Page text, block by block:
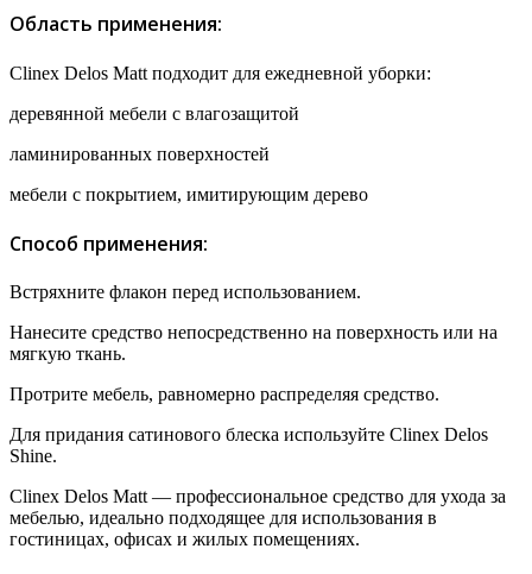
Область применения:
Clinex Delos Matt подходит для ежедневной уборки:
деревянной мебели с влагозащитой
ламинированных поверхностей
мебели с покрытием, имитирующим дерево
Способ применения:
Встряхните флакон перед использованием.
Нанесите средство непосредственно на поверхность или на
мягкую ткань.
Протрите мебель, равномерно распределяя средство.
Для придания сатинового блеска используйте Clinex Delos
Shine.
Clinex Delos Matt — профессиональное средство для ухода за
мебелью, идеально подходящее для использования в
гостиницах, офисах и жилых помещениях.